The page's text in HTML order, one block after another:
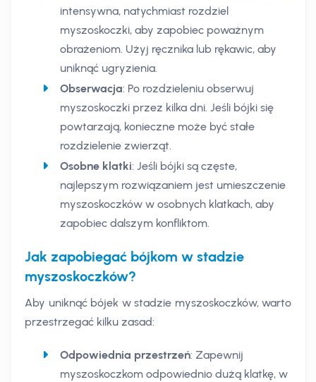
intensywna, natychmiast rozdziel
myszoskoczki, aby zapobiec poważnym
obrażeniom. Użyj ręcznika lub rękawic, aby
uniknąć ugryzienia.
Obserwacja: Po rozdzieleniu obserwuj
myszoskoczki przez kilka dni. Jeśli bójki się
powtarzają, konieczne może być stałe
rozdzielenie zwierząt.
Osobne klatki: Jeśli bójki są częste,
najlepszym rozwiązaniem jest umieszczenie
myszoskoczków w osobnych klatkach, aby
zapobiec dalszym konfliktom.
Jak zapobiegać bójkom w stadzie
myszoskoczków?
Aby uniknąć bójek w stadzie myszoskoczków, warto
przestrzegać kilku zasad:
Odpowiednia przestrzeń: Zapewnij
myszoskoczkom odpowiednio dużą klatkę, w